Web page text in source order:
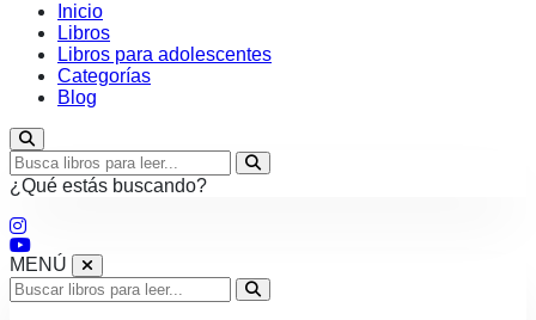
Inicio
Libros
Libros para adolescentes
Categorías
Blog
¿Qué estás buscando?
MENÚ